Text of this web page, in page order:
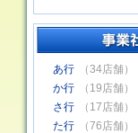
あ行
（34店舗）
か行
（19店舗）
さ行
（17店舗）
た行
（76店舗）